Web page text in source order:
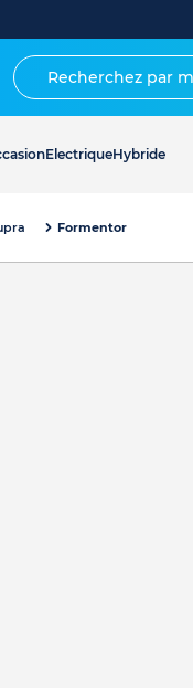
ElectriqueHybride
Formentor